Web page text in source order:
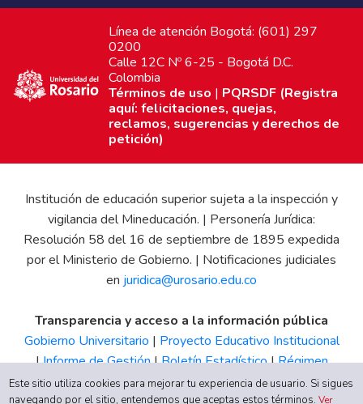
Línea de atención Bogotá: (601) 297
0200
Calle 12C Nº 6-25 - Bogotá D.C.
Colombia
Términos de uso | PQRSDF (Registra
aquí: felicitaciones, quejas,
reclamos, sugerencias y derechos de
petición)
Institución de educación superior sujeta a la inspección y
vigilancia del Mineducación. | Personería Jurídica:
Resolución 58 del 16 de septiembre de 1895 expedida
por el Ministerio de Gobierno. | Notificaciones judiciales
en juridica@urosario.edu.co
Transparencia y acceso a la información pública
Gobierno Universitario | Proyecto Educativo Institucional
|Informe de Gestión|Boletín Estadístico|Régimen
Tributario|Estados Financieros |Código de Ética| Canal
Este sitio utiliza cookies para mejorar tu experiencia de usuario. Si sigues
navegando por el sitio, entendemos que aceptas estos términos.Ver